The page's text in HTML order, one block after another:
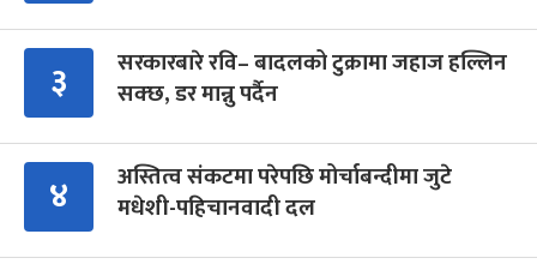
३
सरकारबारे रवि– बादलको टुक्रामा जहाज हल्लिन
सक्छ, डर मान्नु पर्दैन
४
अस्तित्व संकटमा परेपछि मोर्चाबन्दीमा जुटे
मधेशी-पहिचानवादी दल